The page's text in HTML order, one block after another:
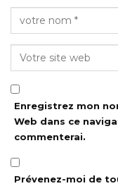
Enregistrez mon
Web dans ce
commenterai.
Prévenez-moi de